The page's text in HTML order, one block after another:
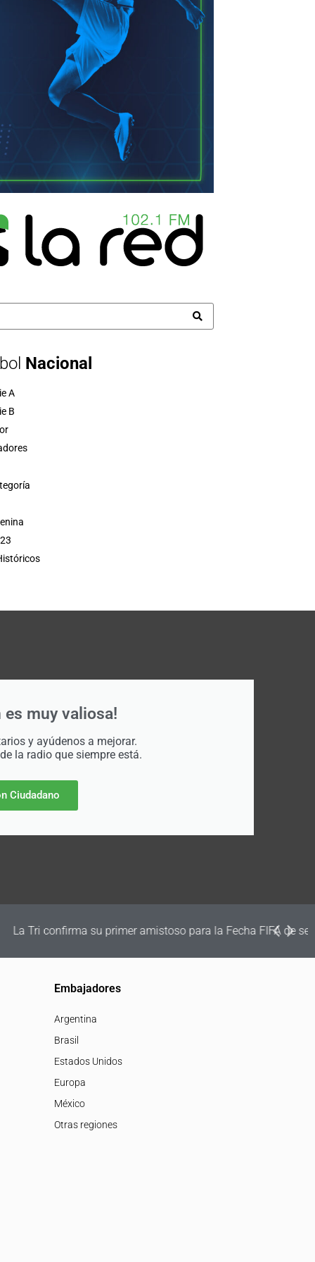
Nacional
A
B
es muy valiosa!
y ayúdenos a mejorar.
la radio que siempre está.
Ciudadano
Embajadores
Argentina
Brasil
Estados Unidos
Europa
México
Otras regiones